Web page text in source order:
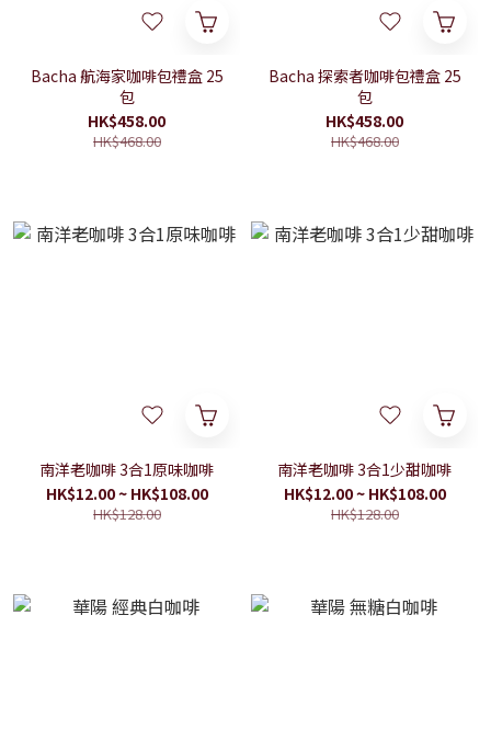
Bacha 航海家咖啡包禮盒 25
包
HK$458.00
HK$468.00
Bacha 探索者咖啡包禮盒 25
包
HK$458.00
HK$468.00
南洋老咖啡 3合1原味咖啡
HK$12.00 ~ HK$108.00
HK$128.00
南洋老咖啡 3合1少甜咖啡
HK$12.00 ~ HK$108.00
HK$128.00